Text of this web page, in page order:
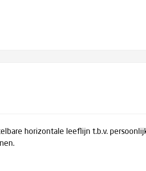
horizontale leeflijn t.b.v.